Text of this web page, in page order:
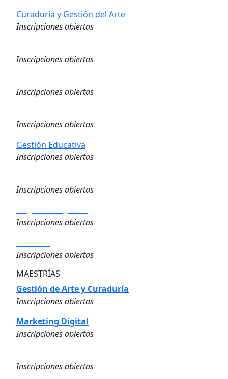
Curaduría y Gestión del Arte
Inscripciones abiertas
Inscripciones abiertas
Inscripciones abiertas
Inscripciones abiertas
Gestión Educativa
Inscripciones abiertas
Inscripciones abiertas
Inscripciones abiertas
Inscripciones abiertas
MAESTRÍAS
Gestión de Arte y Curaduría
Inscripciones abiertas
Marketing Digital
Inscripciones abiertas
Inscripciones abiertas